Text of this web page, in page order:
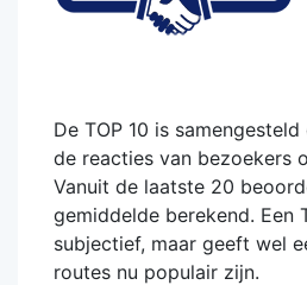
De TOP 10 is
de reacties van bezoekers
Vanuit de laatste 20
gemiddelde berekend. Een
subjectief, maar geeft wel
routes nu populair zijn.